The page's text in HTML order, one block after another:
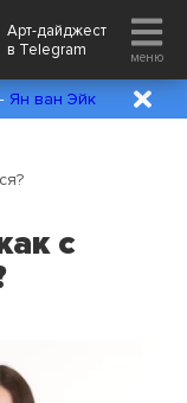
Арт-дайджест
в Telegram меню
Ян ван Эйк
с